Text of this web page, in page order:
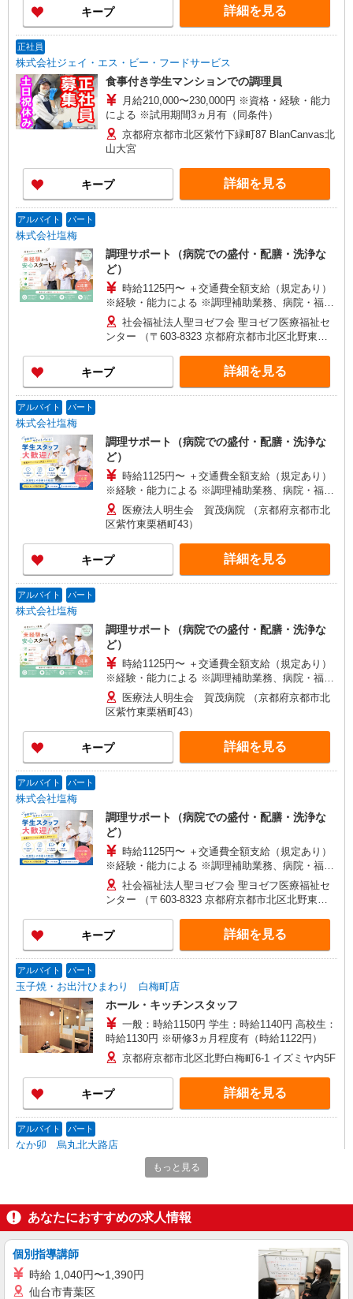
キープ 詳細を見る
正社員
株式会社ジェイ・エス・ビー・フードサービス
食事付き学生マンションでの調理員
月給210,000〜230,000円 ※資格・経験・能力
による ※試用期間3ヵ月有（同条件）
京都府京都市北区紫竹下緑町87 BlanCanvas北
山大宮
キープ 詳細を見る
アルバイト パート
株式会社塩梅
調理サポート（病院での盛付・配膳・洗浄な
ど）
時給1125円〜 ＋交通費全額支給（規定あり）
※経験・能力による ※調理補助業務、病院・福祉
施設経験者歓迎！
社会福祉法人聖ヨゼフ会 聖ヨゼフ医療福祉セ
ンター （〒603-8323 京都府京都市北区北野東紅
キープ 詳細を見る
アルバイト パート
株式会社塩梅
調理サポート（病院での盛付・配膳・洗浄な
ど）
時給1125円〜 ＋交通費全額支給（規定あり）
※経験・能力による ※調理補助業務、病院・福祉
施設経験者歓迎！
医療法人明生会 賀茂病院 （京都府京都市北
区紫竹東栗栖町43）
キープ 詳細を見る
アルバイト パート
株式会社塩梅
調理サポート（病院での盛付・配膳・洗浄な
ど）
時給1125円〜 ＋交通費全額支給（規定あり）
※経験・能力による ※調理補助業務、病院・福祉
施設経験者歓迎！
医療法人明生会 賀茂病院 （京都府京都市北
区紫竹東栗栖町43）
キープ 詳細を見る
アルバイト パート
株式会社塩梅
調理サポート（病院での盛付・配膳・洗浄な
ど）
時給1125円〜 ＋交通費全額支給（規定あり）
※経験・能力による ※調理補助業務、病院・福祉
施設経験者歓迎！
社会福祉法人聖ヨゼフ会 聖ヨゼフ医療福祉セ
ンター （〒603-8323 京都府京都市北区北野東紅
キープ 詳細を見る
アルバイト パート
玉子焼・お出汁ひまわり 白梅町店
ホール・キッチンスタッフ
一般：時給1150円 学生：時給1140円 高校生：
時給1130円 ※研修3ヵ月程度有（時給1122円）
京都府京都市北区北野白梅町6-1 イズミヤ内5F
キープ 詳細を見る
アルバイト パート
なか卯 烏丸北大路店
接客・調理スタッフ（簡単な接客・調理・清
掃・など）
生：時給1122円
京都府京都市北区小山上総町14 大垣書店ビ
キープ 詳細を見る
もっと見る
あなたにおすすめの求人情報
個別指導講師
時給 1,040円〜1,390円
仙台市青葉区